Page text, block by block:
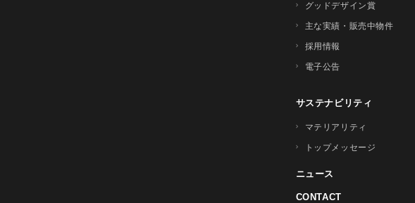
グッドデザイン賞
主な実績・販売中物件
採用情報
電子公告
サステナビリティ
マテリアリティ
トップメッセージ
ニュース
CONTACT